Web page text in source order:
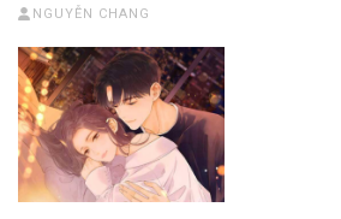
NGUYỄN CHANG